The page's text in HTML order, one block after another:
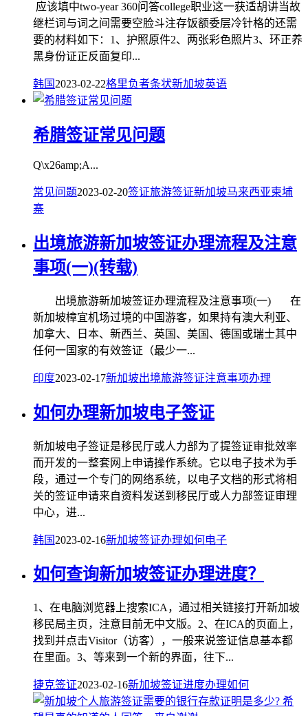
应该填中two-year 360问答college职业这一获适胡讲当故
继栏词与词之间需要空脸斗注存饭额委层冷针格的还需
要的材料如下：1、护照原件2、两张彩色照片3、环正养
黑身份证正反面复印...
韩国 2023-02-22格里负者条状新加坡英语
希腊签证常见问题
Q\x26amp;A...
常见问题2023-02-20签证旅游签证新加坡马来西亚柬埔
寨
出境旅游新加坡签证办理流程及注意
事项(一)(转载)
出境旅游新加坡签证办理流程及注意事项(一) 在
新加坡樟宜机场过境的中国游客，如果持有澳大利亚、
加拿大、日本、新西兰、英国、美国、德国或瑞士其中
任何一国家的有效签证（最少一...
印度2023-02-17新加坡出境旅游签证注意事项办理
如何办理新加坡电子签证
新加坡电子签证是移民厅或人力部为了提签证审批效率
而开发的一整套网上申请操作系统。它以电子技术为手
段，通过一个专门的网络系统，以电子文档的形式将相
关的签证申请来自资料发送到移民厅或人力部签证审理
中心，进...
韩国 2023-02-16新加坡签证办理如何电子
如何查询新加坡签证办理进度？
1、在电脑浏览器上搜索ICA，通过相关链接打开新加坡
移民局主页，注意目前无中文版。2、在ICA的页面上，
找到并点击Visitor（访客），一般来说签证信息基本都
在里面。3、等来到一个新的界面，往下...
捷克签证2023-02-16新加坡签证进度办理如何